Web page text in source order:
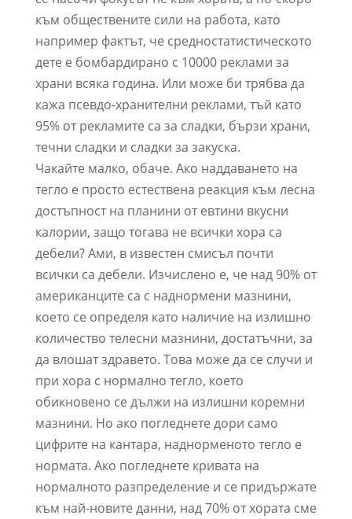
към обществените сили на работа, като
например фактът, че средностатистическото
дете е бомбардирано с 10000 реклами за
храни всяка година. Или може би трябва да
кажа псевдо-хранителни реклами, тъй като
95% от рекламите са за сладки, бързи храни,
течни сладки и сладки за закуска.
Чакайте малко, обаче. Ако наддаването на
тегло е просто естествена реакция към лесна
достъпност на планини от евтини вкусни
калории, защо тогава не всички хора са
дебели? Ами, в известен смисъл почти
всички са дебели. Изчислено е, че над 90% от
американците са с наднормени мазнини,
което се определя като наличие на излишно
количество телесни мазнини, достатъчни, за
да влошат здравето. Това може да се случи и
при хора с нормално тегло, което
обикновено се дължи на излишни коремни
мазнини. Но ако погледнете дори само
цифрите на кантара, наднорменото тегло е
нормата. Ако погледнете кривата на
нормалното разпределение и се придържате
към най-новите данни, над 70% от хората сме